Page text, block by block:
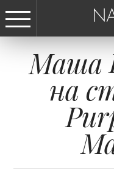
Маша
на